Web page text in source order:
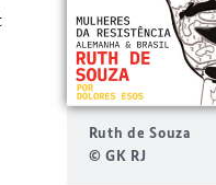
Ruth de Souza
© GK RJ